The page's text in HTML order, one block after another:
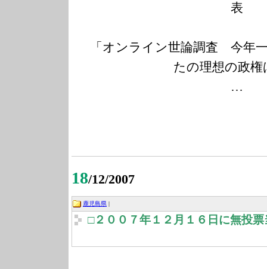
表
「オンライン世論調査 今年
たの理想の政権
…
18/12/2007
鹿児島県 |
□２００７年１２月１６日に無投